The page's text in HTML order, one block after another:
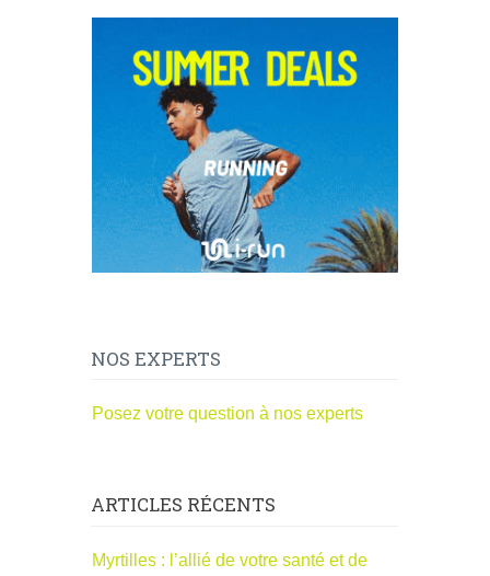
NOS EXPERTS
Posez votre question à nos experts
ARTICLES RÉCENTS
Myrtilles : l’allié de votre santé et de